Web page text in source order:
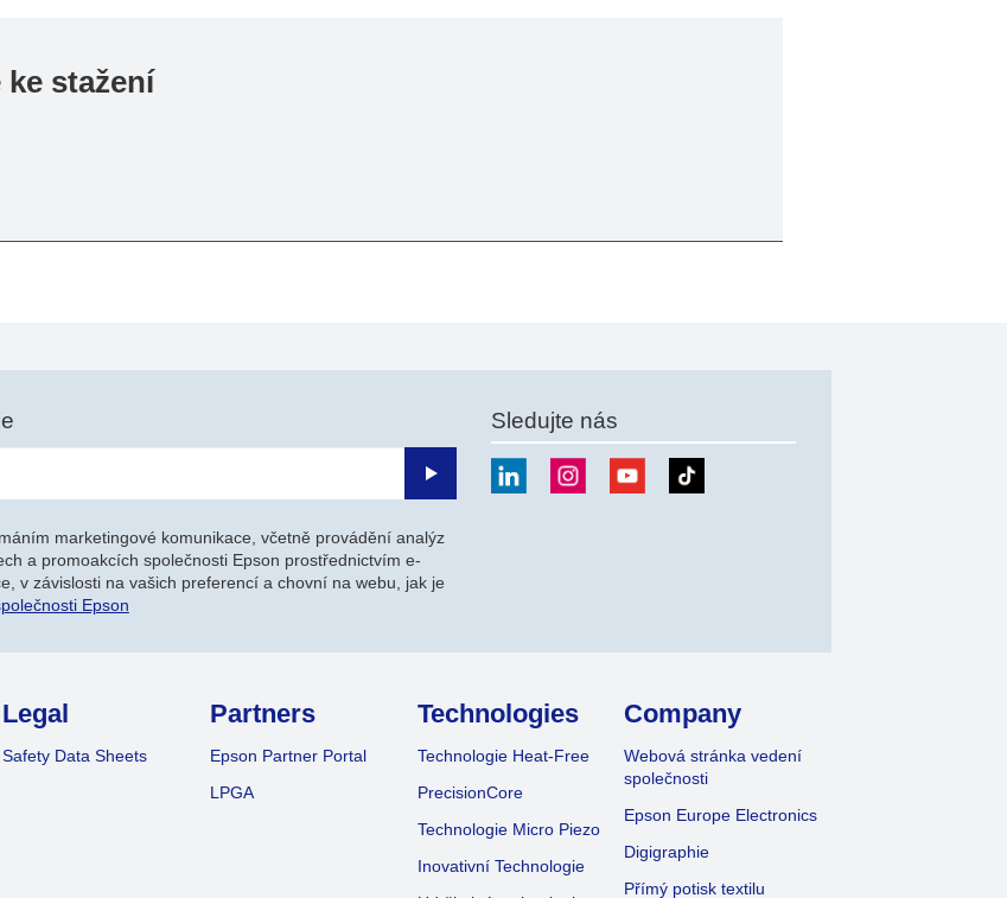
stažení
Odeslat
marketingové komunikace, včetně provádění analýz
a promoakcích společnosti Epson prostřednictvím e-
v závislosti na vašich preferencí a chovní na webu, jak je
Epson
Sledujte nás
Legal
Safety Data Sheets
Partners
Epson Partner Portal
LPGA
Technologies
Technologie Heat-Free
PrecisionCore
Technologie Micro Piezo
Inovativní Technologie
Company
Webová stránka vedení
společnosti
Epson Europe Electronics
Digigraphie
Přímý potisk textilu